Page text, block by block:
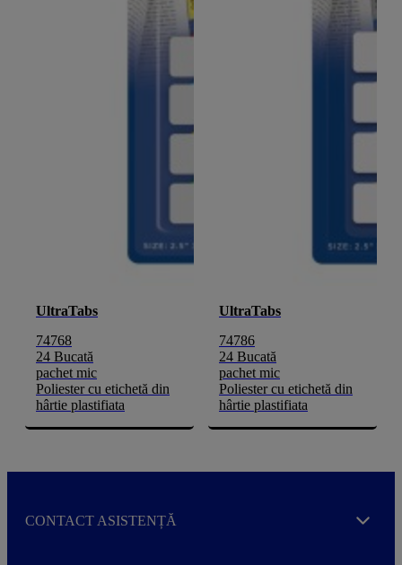
UltraTabs
74768
24 Bucată
pachet mic
Poliester cu etichetă din
hârtie plastifiata
UltraTabs
74786
24 Bucată
pachet mic
Poliester cu etichetă din
hârtie plastifiata
CONTACT ASISTENȚĂ Expand